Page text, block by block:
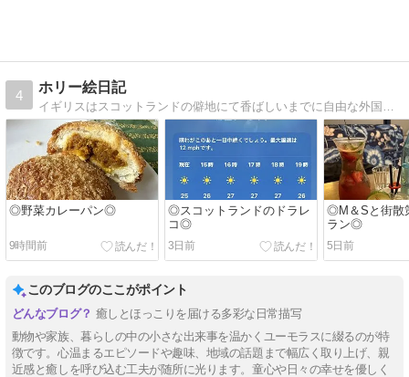
4
ホリー絵日記
◎野菜カレーパン◎
9時間前
◎スコットランドのドラレ
コ◎
3日前
◎M＆Sと街散
ラン◎
5日前
このブログのここがポイント
癒しとほっこりを届ける多彩な日常描写
動物や家族、暮らしの中の小さな出来事を温かくユーモラスに綴るのが特
徴です。心温まるエピソードや趣味、地域の話題まで幅広く取り上げ、親
近感と癒しを呼び込む工夫が随所に光ります。童心や日々の幸せを優しく